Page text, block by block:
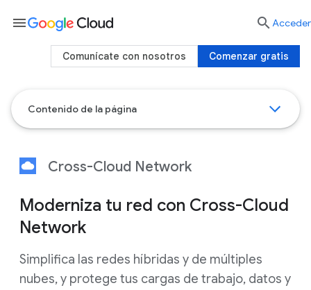
Contenido de la página
Cross-Cloud Network
Moderniza tu red con Cross-Cloud
Network
Simplifica las redes híbridas y de múltiples
nubes, y protege tus cargas de trabajo, datos y
menu  Acceder
Comenzar gratis
Comunícate con nosotros